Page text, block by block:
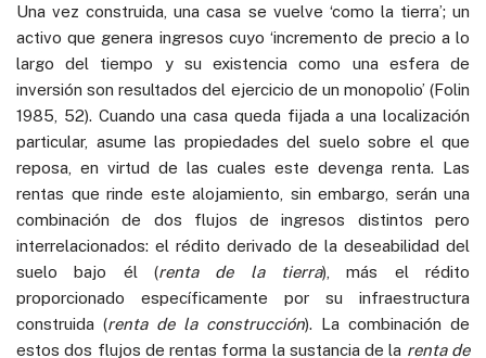
Una vez construida, una casa se vuelve ‘como la tierra’; un
activo que genera ingresos cuyo ‘incremento de precio a lo
largo del tiempo y su existencia como una esfera de
inversión son resultados del ejercicio de un monopolio’ (Folin
1985, 52). Cuando una casa queda fijada a una localización
particular, asume las propiedades del suelo sobre el que
reposa, en virtud de las cuales este devenga renta. Las
rentas que rinde este alojamiento, sin embargo, serán una
combinación de dos flujos de ingresos distintos pero
interrelacionados: el rédito derivado de la deseabilidad del
suelo bajo él (renta de la tierra), más el rédito
proporcionado específicamente por su infraestructura
construida (renta de la construcción). La combinación de
estos dos flujos de rentas forma la sustancia de la renta de